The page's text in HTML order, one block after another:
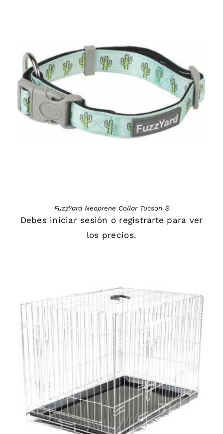
FuzzYard Neoprene Collar Tucson S
Debes iniciar sesión o registrarte para ver
los precios.